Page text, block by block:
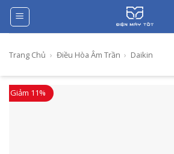
Skip
content
Trang Chủ › Điều Hòa Âm Trần › Daikin
Giảm 11%